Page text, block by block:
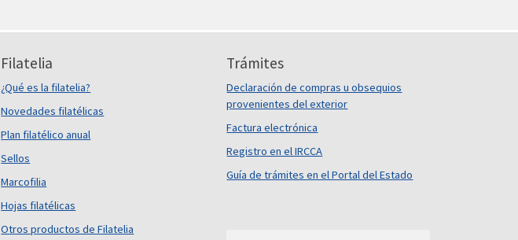
Filatelia
¿Qué es la filatelia?
Novedades filatélicas
Plan filatélico anual
Sellos
Marcofilia
Hojas filatélicas
Otros productos de Filatelia
Trámites
Declaración de compras u obsequios
provenientes del exterior
Factura electrónica
Registro en el IRCCA
Guía de trámites en el Portal del Estado